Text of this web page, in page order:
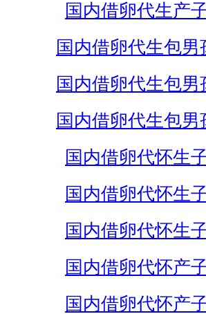
国内借卵代生产
国内借卵代生包男
国内借卵代生包男
国内借卵代生包男
国内借卵代怀生
国内借卵代怀生
国内借卵代怀生
国内借卵代怀产
国内借卵代怀产